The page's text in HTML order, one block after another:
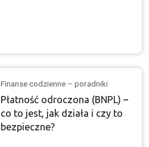
Finanse codzienne – poradniki
Płatność odroczona (BNPL) –
co to jest, jak działa i czy to
bezpieczne?